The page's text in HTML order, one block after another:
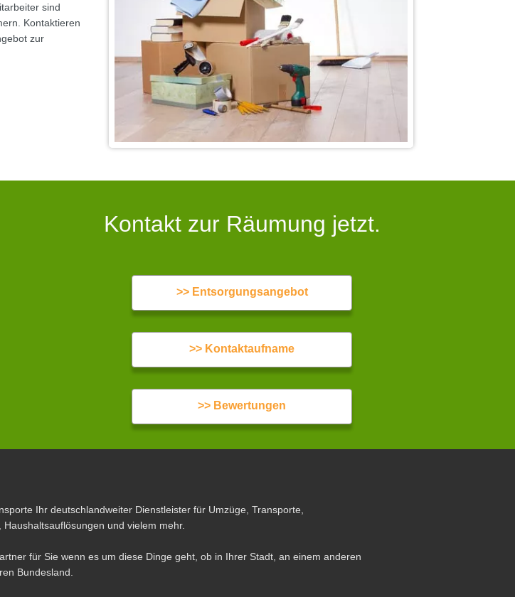
sind
Kontaktieren
zur
Kontakt zur Räumung jetzt.
>> Entsorgungsangebot
>> Kontaktaufname
>> Bewertungen
Ihr deutschlandweiter Dienstleister für Umzüge, Transporte,
und vielem mehr.
für Sie wenn es um diese Dinge geht, ob in Ihrer Stadt, an einem anderen
Bundesland.